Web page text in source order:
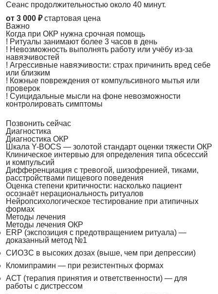
Сеанс продолжительностью около 40 минут.
от 3 000 ₽ стартовая цена
Важно
Когда при ОКР нужна срочная помощь
! Ритуалы занимают более 3 часов в день
! Невозможность выполнять работу или учёбу из-за
навязчивостей
! Агрессивные навязчивости: страх причинить вред себе
или близким
! Кожные повреждения от компульсивного мытья или
проверок
! Суицидальные мысли на фоне невозможности
контролировать симптомы
Позвонить сейчас
Диагностика
Диагностика ОКР
Шкала Y-BOCS — золотой стандарт оценки тяжести ОКР
Клиническое интервью для определения типа обсессий
и компульсий
Дифференциация с тревогой, шизофренией, тиками,
расстройствами пищевого поведения
Оценка степени критичности: насколько пациент
осознаёт нерациональность ритуалов
Нейропсихологическое тестирование при атипичных
формах
Методы лечения
Методы лечения ОКР
ERP (экспозиция с предотвращением ритуала) —
доказанный метод №1
СИОЗС в высоких дозах (выше, чем при депрессии)
Кломипрамин — при резистентных формах
АСТ (терапия принятия и ответственности) — для
работы с дистрессом